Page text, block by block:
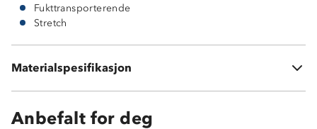
Fukttransporterende
Stretch
Materialspesifikasjon
1 % elastan
Anbefalt for deg